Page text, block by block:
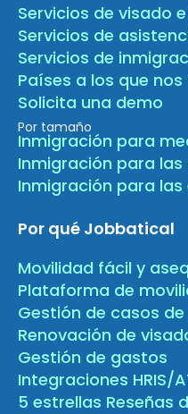
Servicios de visado
Servicios de
Servicios de
Países a los que
Solicita una demo
Por tamaño
Inmigración para
Inmigración para
Inmigración para
Por qué Jobbatical
Movilidad fácil y
Plataforma de
Gestión de casos
Renovación de
Gestión de gastos
Integraciones HRIS/
5 estrellas Reseñas